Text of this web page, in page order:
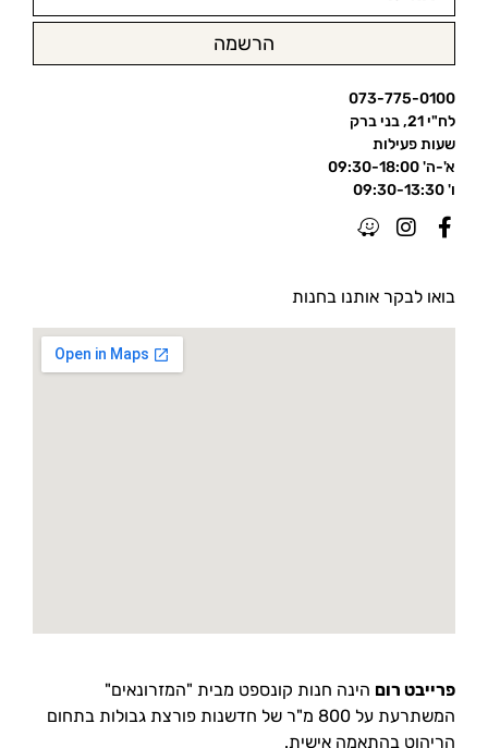
הרשמה
073-775-0100
לח"י 21, בני ברק
שעות פעילות
א'-ה' 09:30-18:00
ו' 09:30-13:30
בואו לבקר אותנו בחנות
פרייבט רום הינה חנות קונספט מבית "המזרונאים"
המשתרעת על 800 מ"ר של חדשנות פורצת גבולות בתחום
הריהוט בהתאמה אישית.